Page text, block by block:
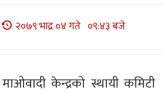
२०७९ भाद्र ०४ गते ०९:४३ बजे
केन्द्रको स्थायी कमिटी